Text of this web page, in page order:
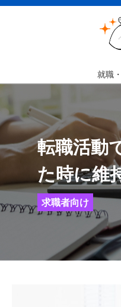
就職
転職活動
た時に維
求職者向け